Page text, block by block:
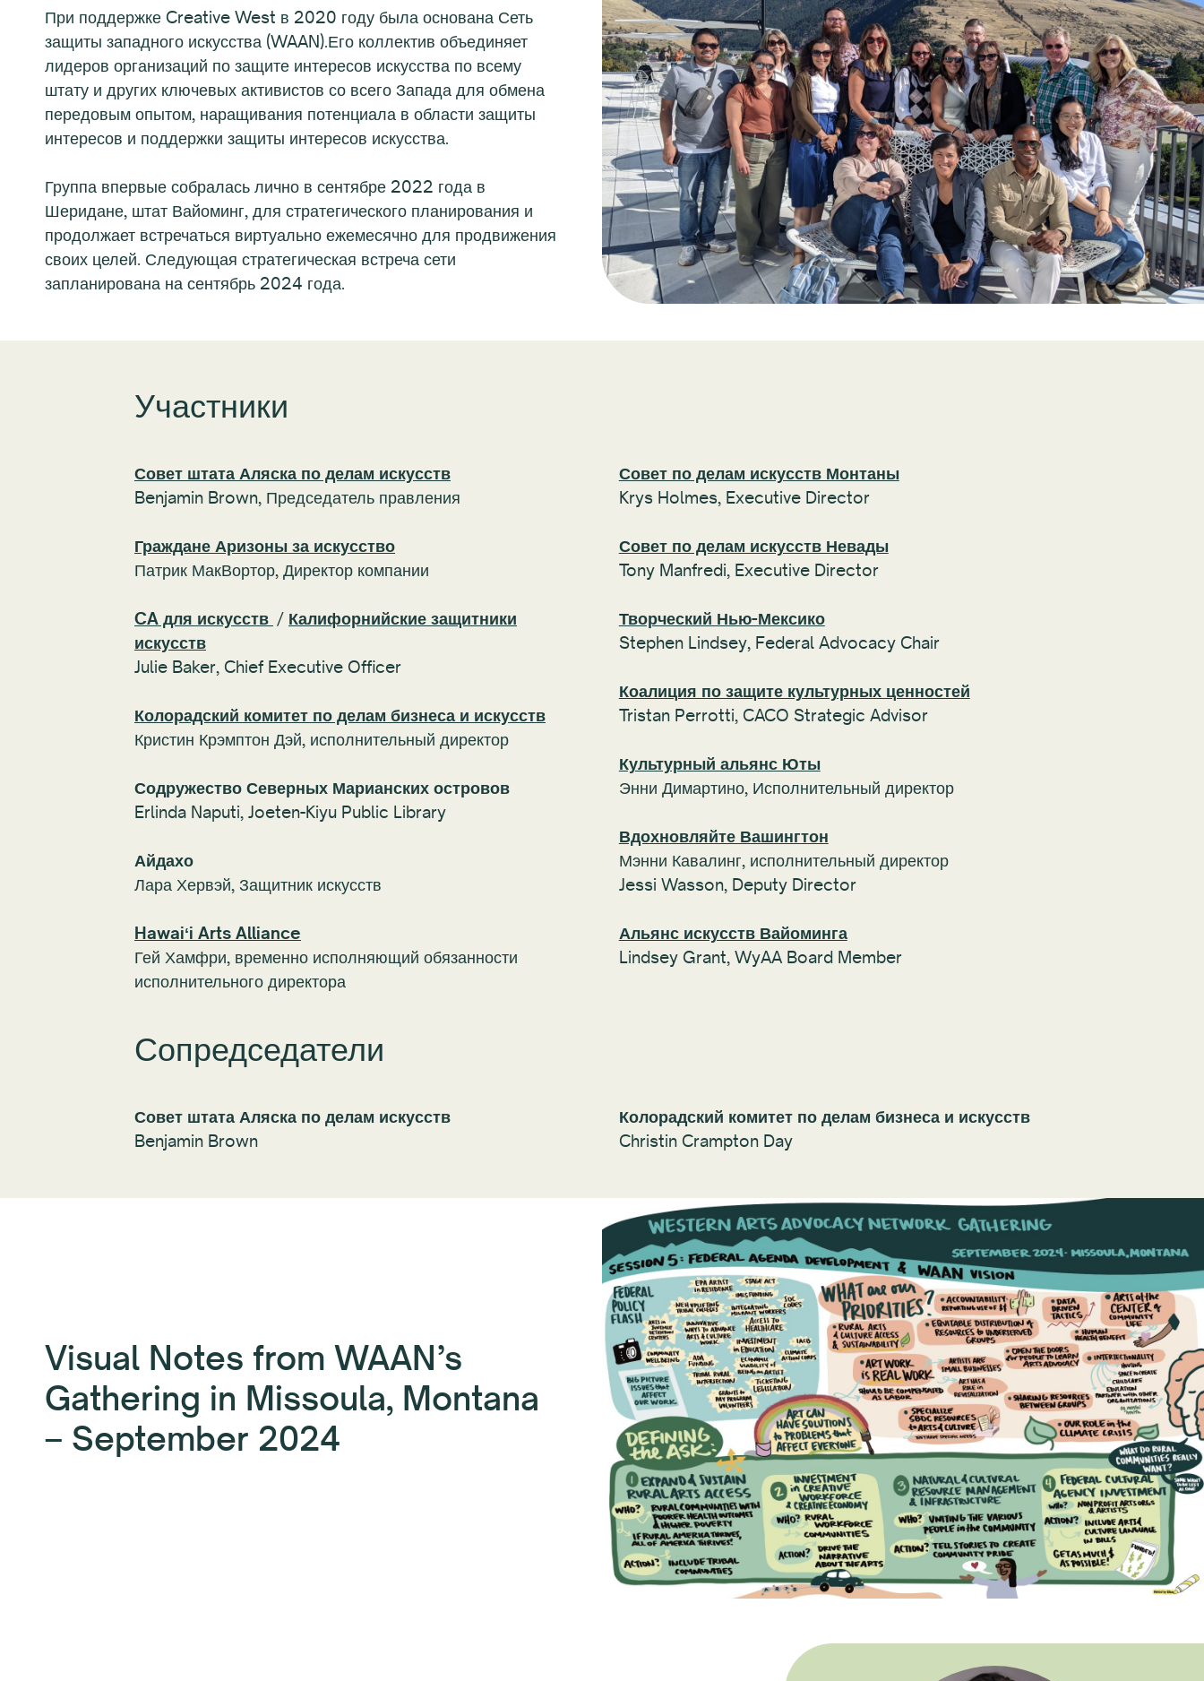
При поддержке Creative West в 2020 году была основана Сеть
защиты западного искусства (WAAN).Его коллектив объединяет
лидеров организаций по защите интересов искусства по всему
штату и других ключевых активистов со всего Запада для обмена
передовым опытом, наращивания потенциала в области защиты
интересов и поддержки защиты интересов искусства.
Группа впервые собралась лично в сентябре 2022 года в
Шеридане, штат Вайоминг, для стратегического планирования и
продолжает встречаться виртуально ежемесячно для продвижения
своих целей. Следующая стратегическая встреча сети
запланирована на сентябрь 2024 года.
Участники
Совет штата Аляска по делам искусств
Benjamin Brown, Председатель правления
Граждане Аризоны за искусство
Патрик МакВортор, Директор компании
CA для искусств / Калифорнийские защитники
искусств
Julie Baker, Chief Executive Officer
Колорадский комитет по делам бизнеса и искусств
Кристин Крэмптон Дэй, исполнительный директор
Содружество Северных Марианских островов
Erlinda Naputi, Joeten-Kiyu Public Library
Айдахо
Лара Хервэй, Защитник искусств
Hawaiʻi Arts Alliance
Гей Хамфри, временно исполняющий обязанности
исполнительного директора
Совет по делам искусств Монтаны
Krys Holmes, Executive Director
Совет по делам искусств Невады
Tony Manfredi, Executive Director
Творческий Нью-Мексико
Stephen Lindsey, Federal Advocacy Chair
Коалиция по защите культурных ценностей
Tristan Perrotti, CACO Strategic Advisor
Культурный альянс Юты
Энни Димартино, Исполнительный директор
Вдохновляйте Вашингтон
Мэнни Кавалинг, исполнительный директор
Jessi Wasson, Deputy Director
Альянс искусств Вайоминга
Lindsey Grant, WyAA Board Member
Сопредседатели
Совет штата Аляска по делам искусств
Benjamin Brown
Колорадский комитет по делам бизнеса и искусств
Christin Crampton Day
Visual Notes from WAAN’s
Gathering in Missoula, Montana
– September 2024